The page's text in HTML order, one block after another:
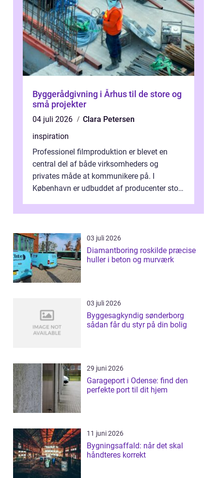
Byggerådgivning i Århus til de store og
små projekter
04 juli 2026
Clara Petersen
inspiration
Professionel filmproduktion er blevet en
central del af både virksomheders og
privates måde at kommunikere på. I
København er udbuddet af producenter stort,
inti...
03 juli 2026
Diamantboring roskilde præcise
huller i beton og murværk
03 juli 2026
Byggesagkyndig sønderborg
sådan får du styr på din bolig
29 juni 2026
Garageport i Odense: find den
perfekte port til dit hjem
11 juni 2026
Bygningsaffald: når det skal
håndteres korrekt